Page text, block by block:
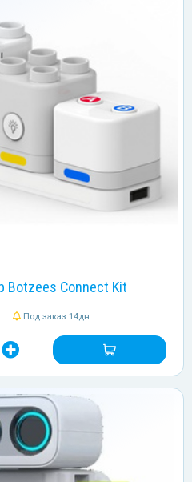
Botzees Connect Kit
Под заказ 14дн.